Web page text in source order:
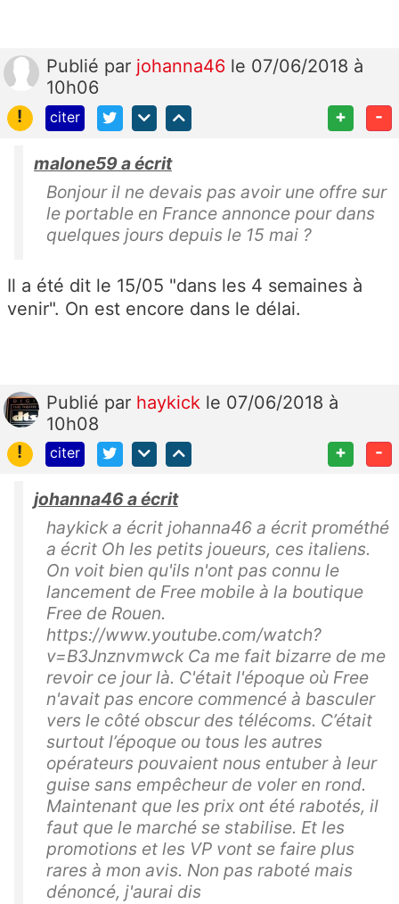
Publié par johanna46 le 07/06/2018 à
10h06
!
citer + -
malone59 a écrit
Bonjour il ne devais pas avoir une offre sur
le portable en France annonce pour dans
quelques jours depuis le 15 mai ?
Il a été dit le 15/05 "dans les 4 semaines à
venir". On est encore dans le délai.
Publié par haykick le 07/06/2018 à
10h08
!
citer + -
johanna46 a écrit
haykick a écrit johanna46 a écrit prométhé
a écrit Oh les petits joueurs, ces italiens.
On voit bien qu'ils n'ont pas connu le
lancement de Free mobile à la boutique
Free de Rouen.
https://www.youtube.com/watch?
v=B3Jnznvmwck Ca me fait bizarre de me
revoir ce jour là. C'était l'époque où Free
n'avait pas encore commencé à basculer
vers le côté obscur des télécoms. C’était
surtout l’époque ou tous les autres
opérateurs pouvaient nous entuber à leur
guise sans empêcheur de voler en rond.
Maintenant que les prix ont été rabotés, il
faut que le marché se stabilise. Et les
promotions et les VP vont se faire plus
rares à mon avis. Non pas raboté mais
dénoncé, j'aurai dis